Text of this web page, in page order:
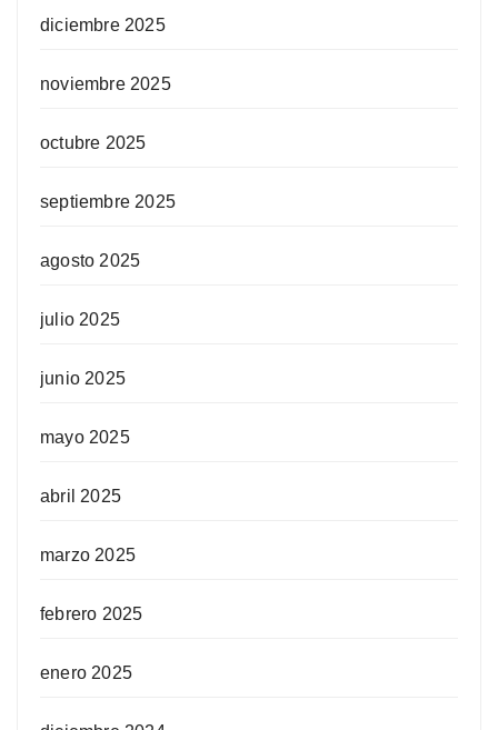
diciembre 2025
noviembre 2025
octubre 2025
septiembre 2025
agosto 2025
julio 2025
junio 2025
mayo 2025
abril 2025
marzo 2025
febrero 2025
enero 2025